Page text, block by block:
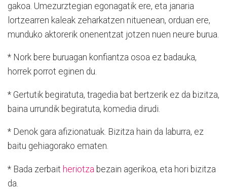
gakoa. Umezurztegian egonagatik ere, eta janaria
lortzearren kaleak zeharkatzen nituenean, orduan ere,
munduko aktorerik onenentzat jotzen nuen neure burua.
* Nork bere buruagan konfiantza osoa ez badauka,
horrek porrot eginen du.
* Gertutik begiratuta, tragedia bat bertzerik ez da bizitza,
baina urrundik begiratuta, komedia dirudi.
* Denok gara afizionatuak. Bizitza hain da laburra, ez
baitu gehiagorako ematen.
* Bada zerbait heriotza bezain agerikoa, eta hori bizitza
da.